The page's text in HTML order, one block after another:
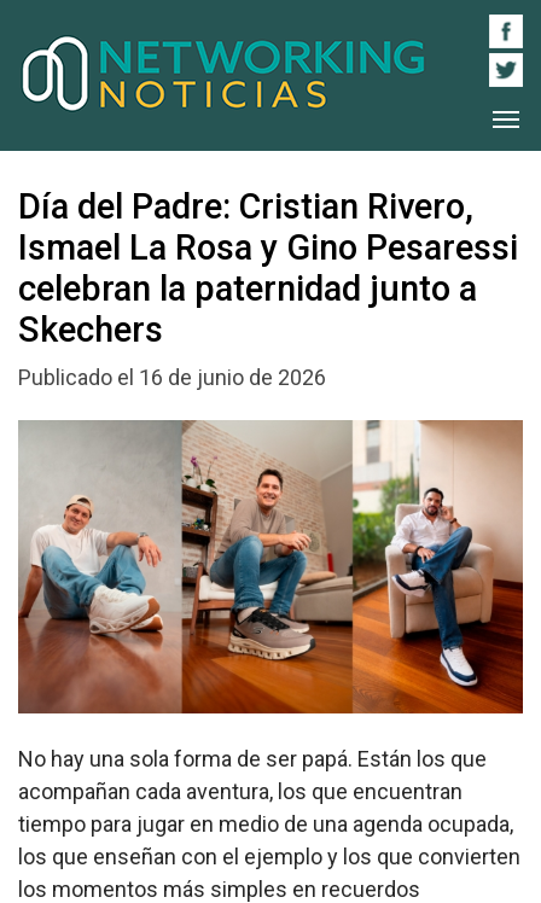
Día del Padre: Cristian Rivero,
Ismael La Rosa y Gino Pesaressi
celebran la paternidad junto a
Skechers
Publicado el 16 de junio de 2026
No hay una sola forma de ser papá. Están los que
acompañan cada aventura, los que encuentran
tiempo para jugar en medio de una agenda ocupada,
los que enseñan con el ejemplo y los que convierten
los momentos más simples en recuerdos